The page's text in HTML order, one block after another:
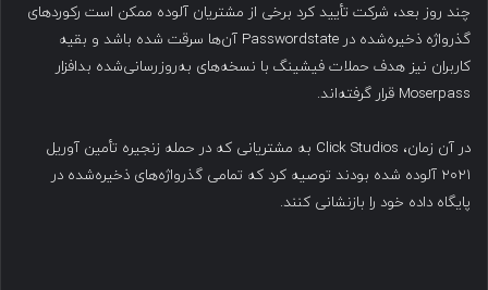
چند روز بعد، شرکت تأیید کرد برخی از مشتریان آلوده ممکن است رکوردهای
گذرواژه ذخیره‌شده در Passwordstate آن‌ها سرقت شده باشد و بقیه
کاربران نیز هدف حملات فیشینگ با نسخه‌های به‌روزرسانی‌شده بدافزار
Moserpass قرار گرفته‌اند.
در آن زمان، Click Studios به مشتریانی که در حمله زنجیره تأمین آوریل
۲۰۲۱ آلوده شده بودند توصیه کرد که تمامی گذرواژه‌های ذخیره‌شده در
پایگاه داده خود را بازنشانی کنند.